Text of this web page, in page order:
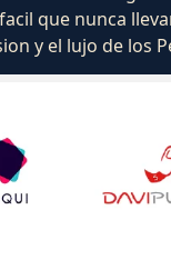
que nunca
y el lujo de los